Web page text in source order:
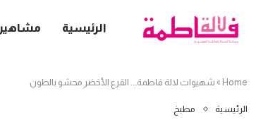
الرئيسية مشاهير
Home
» شهيوات لالة فاطمة…. القرع الأخضر محشو بالطون
الرئيسية مطبخ